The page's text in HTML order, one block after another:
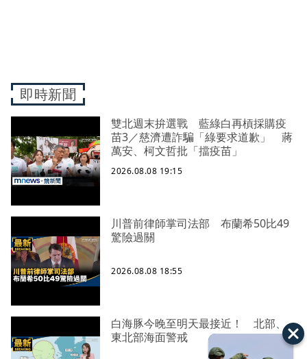
即時新聞
雙北週末拚選戰 藍綠白再槓採購疫
苗3／慈濟遭詐騙「綠要求道歉」 蔣
萬安、柯文哲批「擋疫苗」
2026.08.08 19:15
川普前律師掌司法部 布蘭希50比49
驚險過關
2026.08.08 18:55
白海豚今晚至明天最接近！ 北部、
東北部海面警戒